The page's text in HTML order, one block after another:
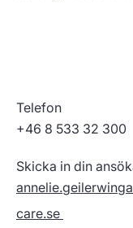
Telefon
+46 8 533 32 300
Skicka in din
care.se